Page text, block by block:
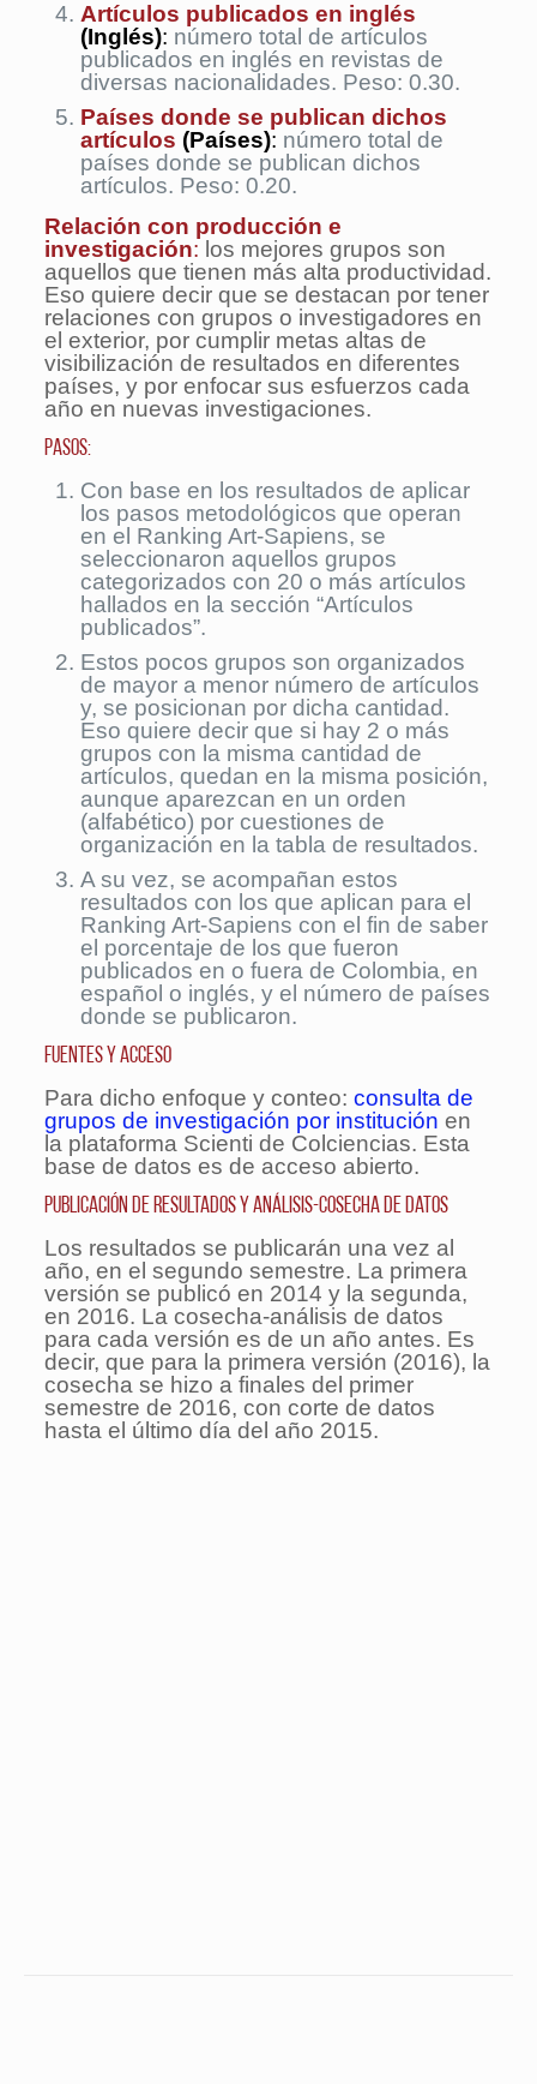
Artículos publicados en inglés
(Inglés): número total de artículos
publicados en inglés en revistas de
diversas nacionalidades. Peso: 0.30.
Países donde se publican dichos
artículos (Países): número total de
países donde se publican dichos
artículos. Peso: 0.20.
Relación con producción e
investigación: los mejores grupos son
aquellos que tienen más alta productividad.
Eso quiere decir que se destacan por tener
relaciones con grupos o investigadores en
el exterior, por cumplir metas altas de
visibilización de resultados en diferentes
países, y por enfocar sus esfuerzos cada
año en nuevas investigaciones.
Pasos:
Con base en los resultados de aplicar
los pasos metodológicos que operan
en el Ranking Art-Sapiens, se
seleccionaron aquellos grupos
categorizados con 20 o más artículos
hallados en la sección “Artículos
publicados”.
Estos pocos grupos son organizados
de mayor a menor número de artículos
y, se posicionan por dicha cantidad.
Eso quiere decir que si hay 2 o más
grupos con la misma cantidad de
artículos, quedan en la misma posición,
aunque aparezcan en un orden
(alfabético) por cuestiones de
organización en la tabla de resultados.
A su vez, se acompañan estos
resultados con los que aplican para el
Ranking Art-Sapiens con el fin de saber
el porcentaje de los que fueron
publicados en o fuera de Colombia, en
español o inglés, y el número de países
donde se publicaron.
Fuentes y acceso
Para dicho enfoque y conteo: consulta de
grupos de investigación por institución en
la plataforma Scienti de Colciencias. Esta
base de datos es de acceso abierto.
Publicación de resultados y análisis-cosecha de datos
Los resultados se publicarán una vez al
año, en el segundo semestre. La primera
versión se publicó en 2014 y la segunda,
en 2016. La cosecha-análisis de datos
para cada versión es de un año antes. Es
decir, que para la primera versión (2016), la
cosecha se hizo a finales del primer
semestre de 2016, con corte de datos
hasta el último día del año 2015.